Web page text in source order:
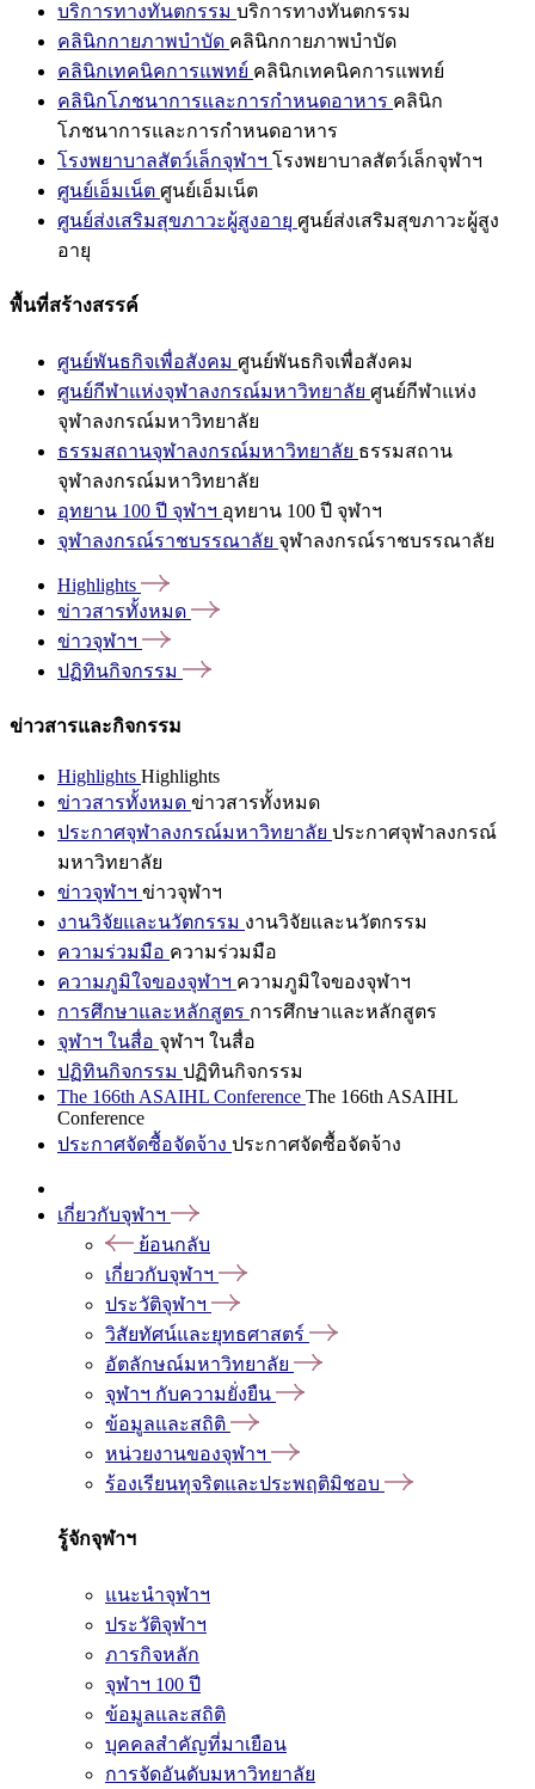
บริการทางทันตกรรม บริการทางทันตกรรม
คลินิกกายภาพบำบัด คลินิกกายภาพบำบัด
คลินิกเทคนิคการแพทย์ คลินิกเทคนิคการแพทย์
คลินิกโภชนาการและการกำหนดอาหาร คลินิก
โภชนาการและการกำหนดอาหาร
โรงพยาบาลสัตว์เล็กจุฬาฯ โรงพยาบาลสัตว์เล็กจุฬาฯ
ศูนย์เอ็มเน็ต ศูนย์เอ็มเน็ต
ศูนย์ส่งเสริมสุขภาวะผู้สูงอายุ ศูนย์ส่งเสริมสุขภาวะผู้สูง
อายุ
พื้นที่สร้างสรรค์
ศูนย์พันธกิจเพื่อสังคม ศูนย์พันธกิจเพื่อสังคม
ศูนย์กีฬาแห่งจุฬาลงกรณ์มหาวิทยาลัย ศูนย์กีฬาแห่ง
จุฬาลงกรณ์มหาวิทยาลัย
ธรรมสถานจุฬาลงกรณ์มหาวิทยาลัย ธรรมสถาน
จุฬาลงกรณ์มหาวิทยาลัย
อุทยาน 100 ปี จุฬาฯ อุทยาน 100 ปี จุฬาฯ
จุฬาลงกรณ์ราชบรรณาลัย จุฬาลงกรณ์ราชบรรณาลัย
Highlights
ข่าวสารทั้งหมด
ข่าวจุฬาฯ
ปฏิทินกิจกรรม
ข่าวสารและกิจกรรม
Highlights Highlights
ข่าวสารทั้งหมด ข่าวสารทั้งหมด
ประกาศจุฬาลงกรณ์มหาวิทยาลัย ประกาศจุฬาลงกรณ์
มหาวิทยาลัย
ข่าวจุฬาฯ ข่าวจุฬาฯ
งานวิจัยและนวัตกรรม งานวิจัยและนวัตกรรม
ความร่วมมือ ความร่วมมือ
ความภูมิใจของจุฬาฯ ความภูมิใจของจุฬาฯ
การศึกษาและหลักสูตร การศึกษาและหลักสูตร
จุฬาฯ ในสื่อ จุฬาฯ ในสื่อ
ปฏิทินกิจกรรม ปฏิทินกิจกรรม
The 166th ASAIHL Conference The 166th ASAIHL
Conference
ประกาศจัดซื้อจัดจ้าง ประกาศจัดซื้อจัดจ้าง
เกี่ยวกับจุฬาฯ
ย้อนกลับ
เกี่ยวกับจุฬาฯ
ประวัติจุฬาฯ
วิสัยทัศน์และยุทธศาสตร์
อัตลักษณ์มหาวิทยาลัย
จุฬาฯ กับความยั่งยืน
ข้อมูลและสถิติ
หน่วยงานของจุฬาฯ
ร้องเรียนทุจริตและประพฤติมิชอบ
รู้จักจุฬาฯ
แนะนำจุฬาฯ
ประวัติจุฬาฯ
ภารกิจหลัก
จุฬาฯ 100 ปี
ข้อมูลและสถิติ
บุคคลสำคัญที่มาเยือน
การจัดอันดับมหาวิทยาลัย